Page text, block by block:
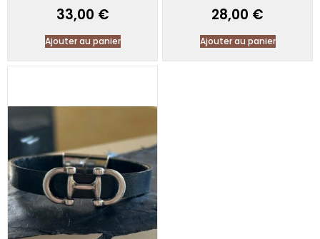
33,00 €
Ajouter au panier
28,00 €
Ajouter au panier